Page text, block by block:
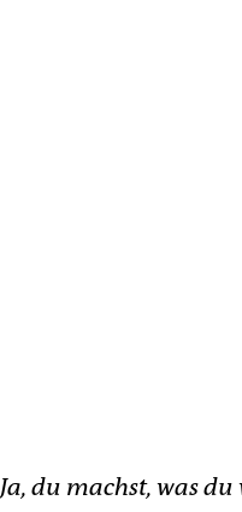
Ja, du machst, was